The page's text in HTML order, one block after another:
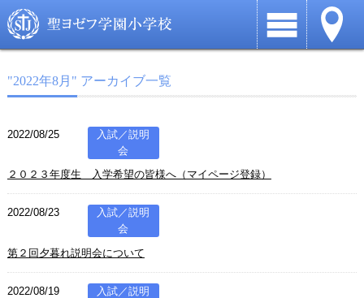
"2022年8月" アーカイブ一覧
2022/08/25
入試／説明
会
２０２３年度生 入学希望の皆様へ（マイページ登録）
2022/08/23
入試／説明
会
第２回夕暮れ説明会について
2022/08/19
入試／説明